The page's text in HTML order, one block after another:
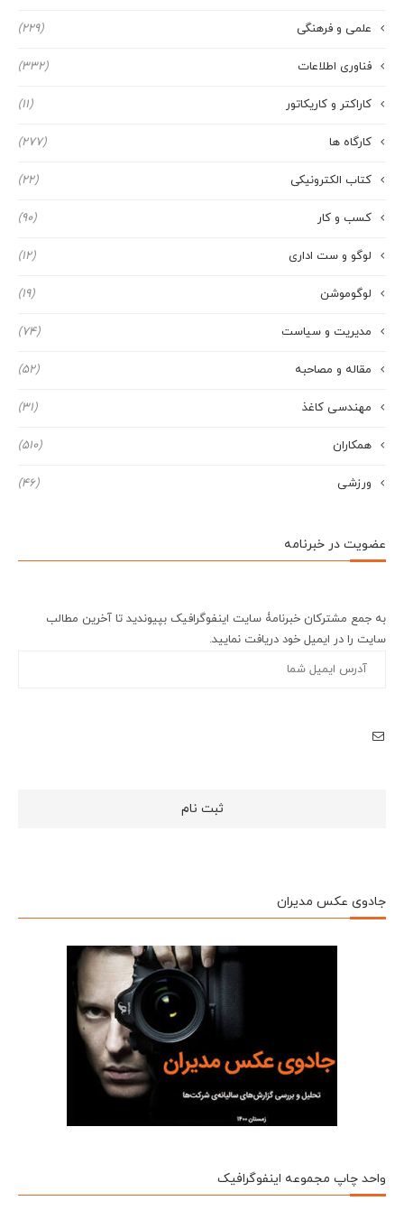
علمی و فرهنگی (229)
فناوری اطلاعات (332)
کاراکتر و کاریکاتور (11)
کارگاه ها (277)
کتاب الکترونیکی (22)
کسب و کار (90)
لوگو و ست اداری (12)
لوگوموشن (19)
مدیریت و سیاست (74)
مقاله و مصاحبه (52)
مهندسی کاغذ (31)
همکاران (510)
ورزشی (46)
عضویت در خبرنامه
به جمع مشترکان خبرنامۀ سایت اینفوگرافیک بپیوندید تا آخرین مطالب
سایت را در ایمیل خود دریافت نمایید.
جادوی عکس مدیران
واحد چاپ مجموعه اینفوگرافیک